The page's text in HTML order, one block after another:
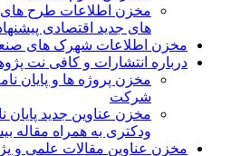
مخزن اطلاعات طرح های
های جدید اقتصادی
مخزن اطلاعات شهرک های
درباره انتشارات و کافی نت
مخزن پروژه ها و پایان
شرکت
مخزن عناوین جدید
ودکتری به همراه مقاله